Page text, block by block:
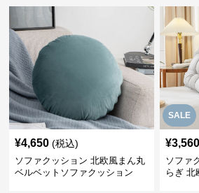
¥4,650 (税込)
ソファクッション 北欧風まん丸
ベルベットソファクッション
SALE
¥3,560
ソファ
らぎ 北